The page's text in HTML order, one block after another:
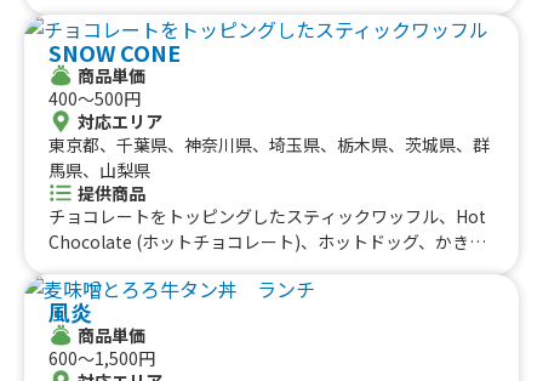
(お持ち帰り用)、ココナッツアイスクリーム(3スクープ)、
コナビール、トロピカルジュース、ココナッツシェイク、
ココナッツアイスクリーム(1スクープ)
SNOW CONE
商品単価
400〜500円
対応エリア
東京都、千葉県、神奈川県、埼玉県、栃木県、茨城県、群
馬県、山梨県
提供商品
チョコレートをトッピングしたスティックワッフル、Hot
Chocolate (ホットチョコレート)、ホットドッグ、かき
風炎
商品単価
600〜1,500円